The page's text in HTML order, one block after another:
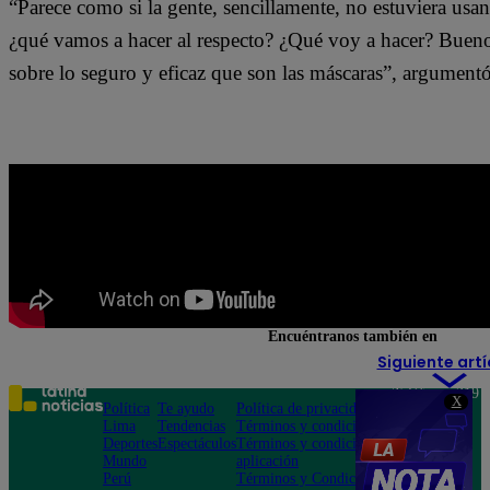
X
“Parece como si la gente, sencillamente, no estuviera
¿qué vamos a hacer al respecto? ¿Qué voy a hacer?
sobre lo seguro y eficaz que son las máscaras”,
Siguiente
Encuéntranos también en
Política
Lima
Deportes
Mundo
Perú
Te ayudo
Tendencias
Espectáculos
Política de privacidad
Términos y condiciones
Términos y condiciones
aplicación
Términos y Condiciones
Teléfono: 219
Av. San
Felipe 968
Jesús María